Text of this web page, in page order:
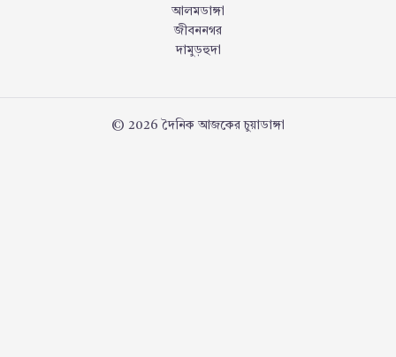
আলমডাঙ্গা
জীবননগর
দামুড়হুদা
© 2026 দৈনিক আজকের চুয়াডাঙ্গা